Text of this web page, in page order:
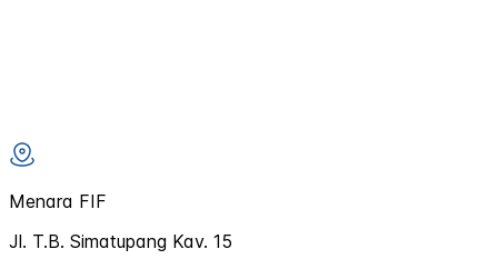
Menara FIF
Jl. T.B. Simatupang Kav. 15